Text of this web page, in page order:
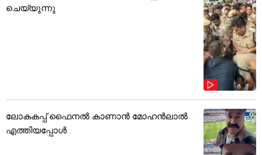
ചെയ്യുന്നു
ലോകകപ്പ് ഫൈനൽ കാണാൻ മോഹൻലാൽ
എത്തിയപ്പോൾ